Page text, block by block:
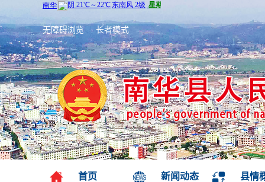
无障碍浏览 长者模式
首页 新闻动态 县情